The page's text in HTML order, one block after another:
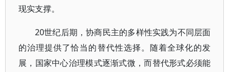
现实支撑。
20世纪后期，协商民主的多样性实践为不同层面
的治理提供了恰当的替代性选择。随着全球化的发
展，国家中心治理模式逐渐式微，而替代形式必须能